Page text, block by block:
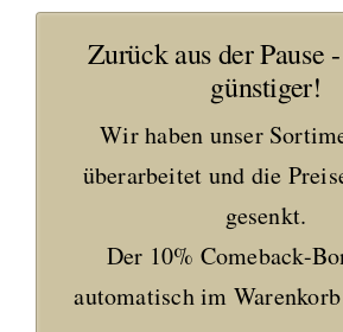
Zurück aus der Pause
günstiger!
Wir haben unser
überarbeitet und die
gesenkt.
Der 10% Comeback-
automatisch im